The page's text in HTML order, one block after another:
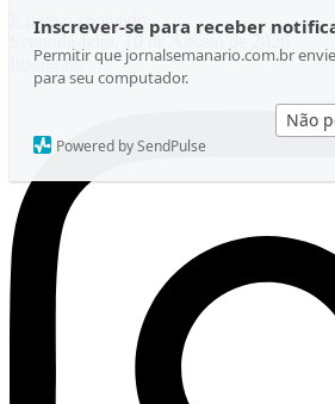
Inscrever-se para receber
Permitir que jornalsemanario.com.br
para seu computador.
Não
Powered by SendPulse
Ir para o conteúdo
Segunda-feira, 10 de Agosto de 2026
Instagram